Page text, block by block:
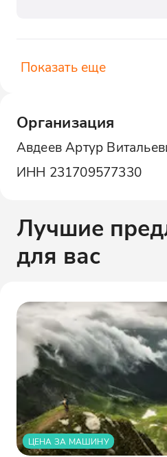
Показать еще
Организация
Авдеев Артур
ИНН 231709577330
Лучшие
для вас
ЦЕНА ЗА МАШИНУ